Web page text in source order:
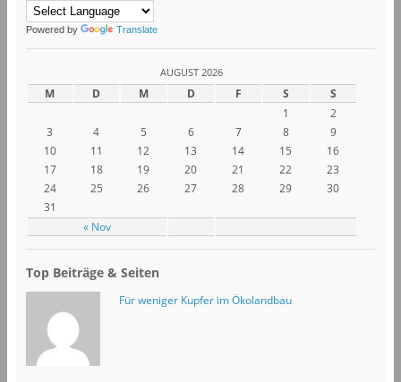
Powered by Translate
AUGUST 2026
M D M D F S S
« Nov
1
2
3
4 5 6 7 8
9
10
11 12 13 14 15
16
17
18 19 20 21 22
23
24
25 26 27 28 29
30
31
Top Beiträge & Seiten
Für weniger Kupfer im Ökolandbau